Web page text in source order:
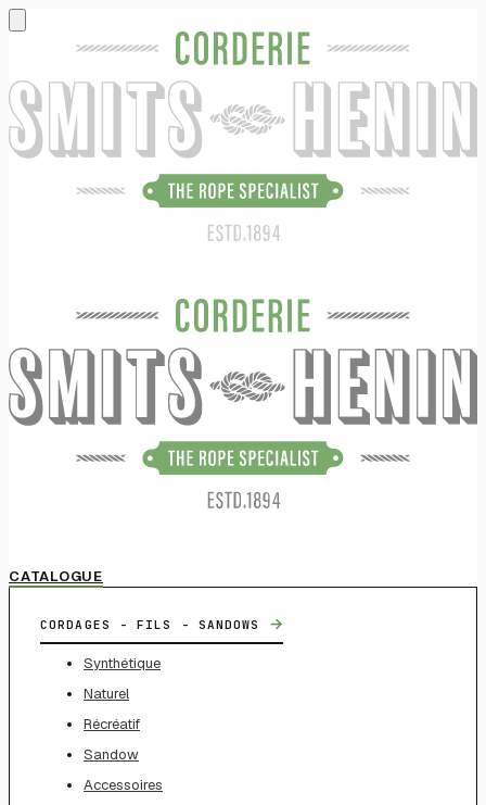
CATALOGUE
CORDAGES - FILS - SANDOWS →
Synthétique
Naturel
Récréatif
Sandow
Accessoires